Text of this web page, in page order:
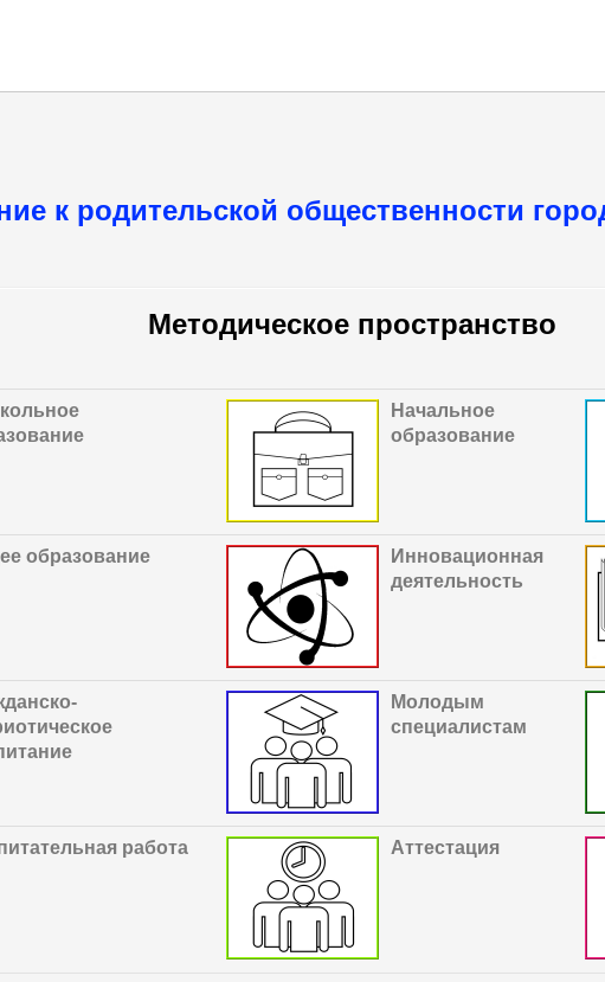
к родительской общественности
Методическое пространство
Начальное
образование
образование
Инновационная
деятельность
Молодым
специалистам
работа Аттестация